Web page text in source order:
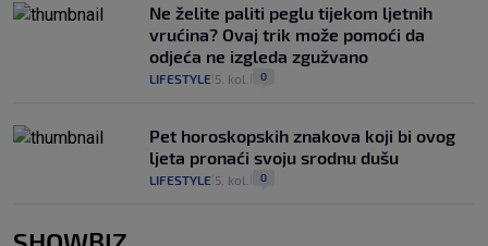
Ne želite paliti peglu tijekom ljetnih
vrućina? Ovaj trik može pomoći da
odjeća ne izgleda zgužvano
LIFESTYLE 5. kol. 0
Pet horoskopskih znakova koji bi ovog
ljeta pronaći svoju srodnu dušu
LIFESTYLE 5. kol. 0